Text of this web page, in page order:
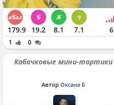
179.9 19.2 8.1 7.1 6
1 0
Кабачковые мини-тортики
Автор Оксана Б